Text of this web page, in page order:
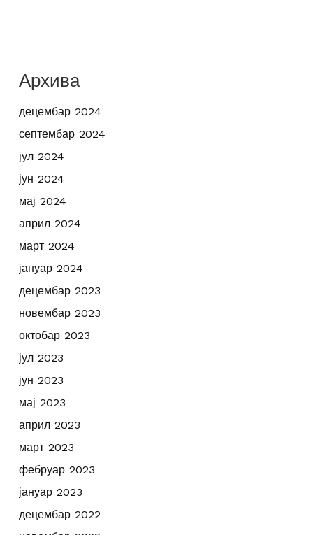
Архива
децембар 2024
септембар 2024
јул 2024
јун 2024
мај 2024
април 2024
март 2024
јануар 2024
децембар 2023
новембар 2023
октобар 2023
јул 2023
јун 2023
мај 2023
април 2023
март 2023
фебруар 2023
јануар 2023
децембар 2022